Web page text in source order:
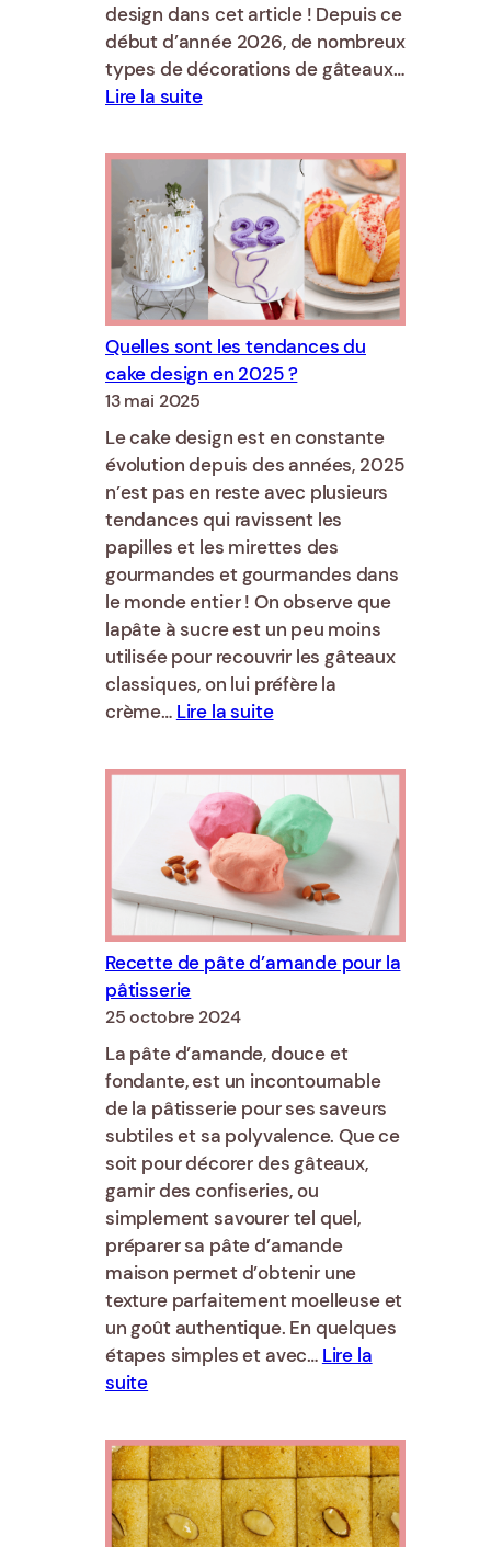
design dans cet article ! Depuis ce
début d’année 2026, de nombreux
types de décorations de gâteaux…
Lire la suite:
tendances
design
en
2026
Quelles sont les tendances du
cake design en 2025 ?
13 mai 2025
Le cake design est en constante
évolution depuis des années, 2025
n’est pas en reste avec plusieurs
tendances qui ravissent les
papilles et les mirettes des
gourmandes et gourmandes dans
le monde entier ! On observe que
lapâte à sucre est un peu moins
utilisée pour recouvrir les gâteaux
classiques, on lui préfère la
crème… Lire la suite:
sont
les
tendances
du
cake
design
en
2025
Recette de pâte d’amande pour la
pâtisserie
25 octobre 2024
La pâte d’amande, douce et
fondante, est un incontournable
de la pâtisserie pour ses saveurs
subtiles et sa polyvalence. Que ce
soit pour décorer des gâteaux,
garnir des confiseries, ou
simplement savourer tel quel,
préparer sa pâte d’amande
maison permet d’obtenir une
texture parfaitement moelleuse et
un goût authentique. En quelques
étapes simples et avec… Lire la
suite:
de
pâte
d’amande
pour